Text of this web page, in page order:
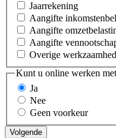
Jaarrekening
Aangifte
Aangifte
Aangifte
Overige
Kunt u online werken
Ja
Nee
Geen voorkeur